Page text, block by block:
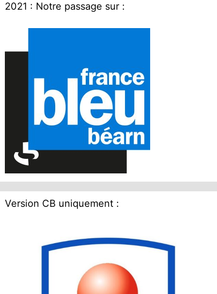
2021 : Notre passage sur :
Version CB uniquement :